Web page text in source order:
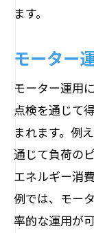
ます。
モーター
モーター運用
点検を通じて
まれます。例
通じて負荷の
エネルギー消
例では、モー
率的な運用が